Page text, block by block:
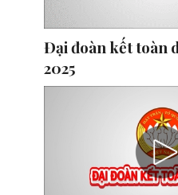
Đại đoàn kết toàn
2025